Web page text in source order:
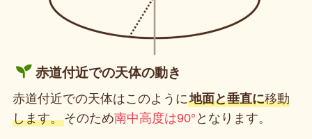
赤道付近での天体の動き
赤道付近での天体はこのように地面と垂直に移動
します。そのため南中高度は90° となります。